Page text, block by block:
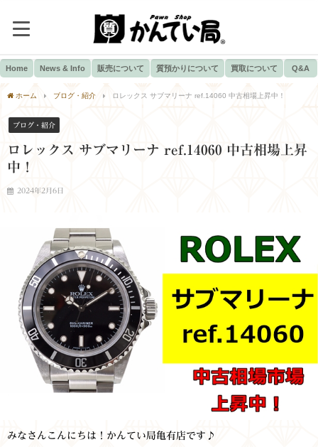
Home News & Info 販売について 質預かりについて 買取について Q&A
ホーム ブログ・紹介 ロレックス サブマリーナ ref.14060 中古相場上昇中！
ブログ・紹介
ロレックス サブマリーナ ref.14060 中古相場上昇
中！
2024年2月6日
みなさんこんにちは！かんてい局亀有店です♪